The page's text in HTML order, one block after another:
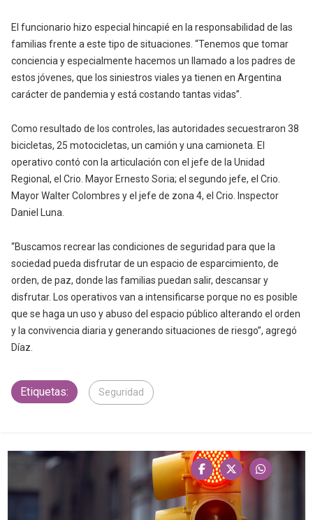
El funcionario hizo especial hincapié en la responsabilidad de las
familias frente a este tipo de situaciones. “Tenemos que tomar
conciencia y especialmente hacemos un llamado a los padres de
estos jóvenes, que los siniestros viales ya tienen en Argentina
carácter de pandemia y está costando tantas vidas”.
Como resultado de los controles, las autoridades secuestraron 38
bicicletas, 25 motocicletas, un camión y una camioneta. El
operativo contó con la articulación con el jefe de la Unidad
Regional, el Crio. Mayor Ernesto Soria; el segundo jefe, el Crio.
Mayor Walter Colombres y el jefe de zona 4, el Crio. Inspector
Daniel Luna.
“Buscamos recrear las condiciones de seguridad para que la
sociedad pueda disfrutar de un espacio de esparcimiento, de
orden, de paz, donde las familias puedan salir, descansar y
disfrutar. Los operativos van a intensificarse porque no es posible
que se haga un uso y abuso del espacio público alterando el orden
y la convivencia diaria y generando situaciones de riesgo”, agregó
Díaz.
Etiquetas: Seguridad